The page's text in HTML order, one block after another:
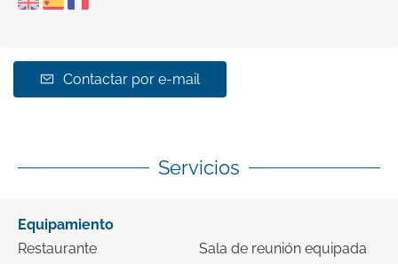
Contactar por e-mail
Servicios
Equipamiento
Restaurante
Sala de reunión equipada